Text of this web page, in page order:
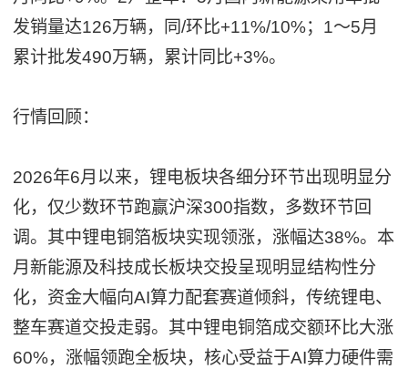
发销量达126万辆，同/环比+11%/10%；1～5月
累计批发490万辆，累计同比+3%。
行情回顾：
2026年6月以来，锂电板块各细分环节出现明显分
化，仅少数环节跑赢沪深300指数，多数环节回
调。其中锂电铜箔板块实现领涨，涨幅达38%。本
月新能源及科技成长板块交投呈现明显结构性分
化，资金大幅向AI算力配套赛道倾斜，传统锂电、
整车赛道交投走弱。其中锂电铜箔成交额环比大涨
60%，涨幅领跑全板块，核心受益于AI算力硬件需